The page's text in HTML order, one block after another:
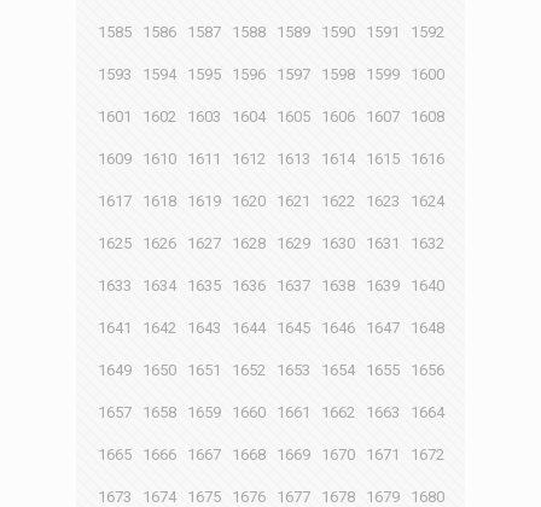
1585 1586 1587 1588 1589 1590 1591 1592
1593 1594 1595 1596 1597 1598 1599 1600
1601 1602 1603 1604 1605 1606 1607 1608
1609 1610 1611 1612 1613 1614 1615 1616
1617 1618 1619 1620 1621 1622 1623 1624
1625 1626 1627 1628 1629 1630 1631 1632
1633 1634 1635 1636 1637 1638 1639 1640
1641 1642 1643 1644 1645 1646 1647 1648
1649 1650 1651 1652 1653 1654 1655 1656
1657 1658 1659 1660 1661 1662 1663 1664
1665 1666 1667 1668 1669 1670 1671 1672
1673 1674 1675 1676 1677 1678 1679 1680